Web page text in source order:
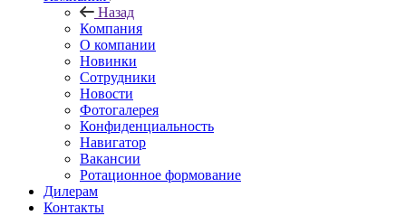
Назад
Компания
О компании
Новинки
Сотрудники
Новости
Фотогалерея
Конфиденциальность
Навигатор
Вакансии
Ротационное формование
Дилерам
Контакты